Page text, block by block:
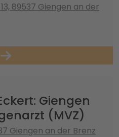
89537 Giengen an der
Giengen
(MVZ)
Giengen an der Brenz